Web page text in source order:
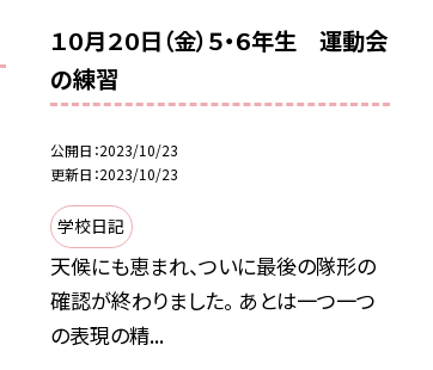
１０月２０日（金）５・６年生 運動会
の練習
公開日 2023/10/23
更新日 2023/10/23
学校日記
天候にも恵まれ、ついに最後の隊形の
確認が終わりました。 あとは一つ一つ
の表現の精...